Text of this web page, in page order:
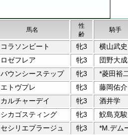
馬名
性
齢
騎手
コラソンビート 牝3
横山武史
ロゼフレア 牝3
団野大成
バウンシーステップ 牝3
*菱田裕
エトヴプレ 牝3
藤岡佑介
カルチャーデイ 牝3
酒井学
シカゴスティング 牝3
鮫島克駿
セシリエプラージュ 牝3
*M.デム